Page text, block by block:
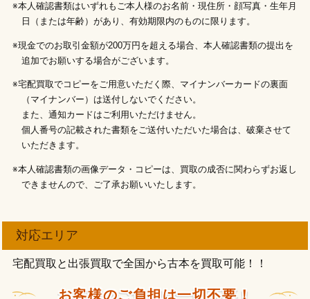
※本人確認書類はいずれもご本人様のお名前・現住所・顔写真・生年月
日（または年齢）があり、有効期限内のものに限ります。
※現金でのお取引金額が200万円を超える場合、本人確認書類の提出を
追加でお願いする場合がございます。
※宅配買取でコピーをご用意いただく際、マイナンバーカードの裏面
（マイナンバー）は送付しないでください。
また、通知カードはご利用いただけません。
個人番号の記載された書類をご送付いただいた場合は、破棄させて
いただきます。
※本人確認書類の画像データ・コピーは、買取の成否に関わらずお返し
できませんので、ご了承お願いいたします。
対応エリア
宅配買取と出張買取で全国から古本を買取可能！！
お客様のご負担は一切不要！